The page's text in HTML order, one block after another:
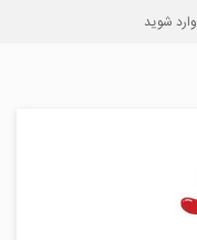
وارد شوید